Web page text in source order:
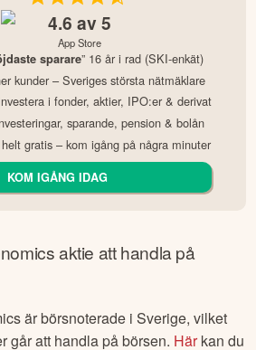
4.6 av 5
App Store
sparare” 16 år i rad (SKI-enkät)
kunder – Sveriges största nätmäklare
i fonder, aktier, IPO:er & derivat
sparande, pension & bolån
gratis – kom igång på några minuter
KOM IGÅNG IDAG
aktie att handla på
är börsnoterade i Sverige, vilket
går att handla på börsen. Härkan du